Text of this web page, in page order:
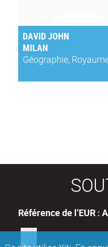
DAVID JOHN
MILAN
Géographie,
Référence de l’EUR :